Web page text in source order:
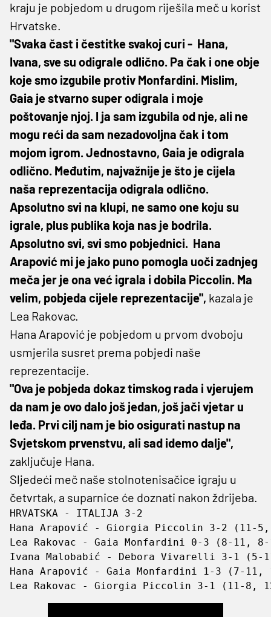
kraju je pobjedom u drugom riješila meč u korist
Hrvatske.
"Svaka čast i čestitke svakoj curi - Hana,
Ivana, sve su odigrale odlično. Pa čak i one obje
koje smo izgubile protiv Monfardini. Mislim,
Gaia je stvarno super odigrala i moje
poštovanje njoj. I ja sam izgubila od nje, ali ne
mogu reći da sam nezadovoljna čak i tom
mojom igrom. Jednostavno, Gaia je odigrala
odlično. Međutim, najvažnije je što je cijela
naša reprezentacija odigrala odlično.
Apsolutno svi na klupi, ne samo one koju su
igrale, plus publika koja nas je bodrila.
Apsolutno svi, svi smo pobjednici. Hana
Arapović mi je jako puno pomogla uoči zadnjeg
meča jer je ona već igrala i dobila Piccolin. Ma
velim, pobjeda cijele reprezentacije", kazala je
Lea Rakovac.
Hana Arapović je pobjedom u prvom dvoboju
usmjerila susret prema pobjedi naše
reprezentacije.
"Ova je pobjeda dokaz timskog rada i vjerujem
da nam je ovo dalo još jedan, još jači vjetar u
leđa. Prvi cilj nam je bio osigurati nastup na
Svjetskom prvenstvu, ali sad idemo dalje",
zaključuje Hana.
Sljedeći meč naše stolnotenisačice igraju u
četvrtak, a suparnice će doznati nakon ždrijeba.
HRVATSKA - ITALIJA 3-2
Hana Arapović - Giorgia Piccolin 3-2 (11-
Lea Rakovac - Gaia Monfardini 0-3 (8-11,
Ivana Malobabić - Debora Vivarelli 3-1 (5-
Hana Arapović - Gaia Monfardini 1-3 (7-
Lea Rakovac - Giorgia Piccolin 3-1 (11-8,